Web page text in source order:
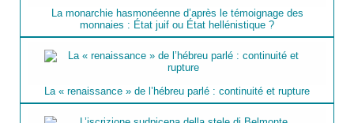
La monarchie hasmonéenne d’après le témoignage des
monnaies : État juif ou État hellénistique ?
La « renaissance » de l’hébreu parlé : continuité et rupture